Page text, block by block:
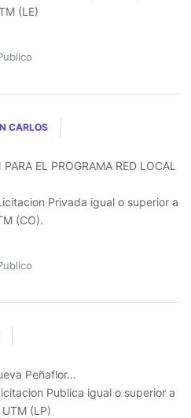
(LE)
CARLOS
EL PROGRAMA RED LOCAL
Privada igual o superior a
(CO).
Peñaflor...
Publica igual o superior a
(LP)